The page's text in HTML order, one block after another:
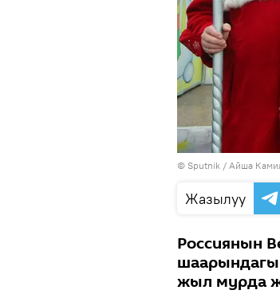
© Sputnik / Айша
Жазылуу
Россиянын
жыл мурда